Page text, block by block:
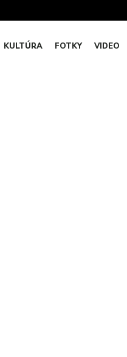
KULTÚRA FOTKY VIDEO